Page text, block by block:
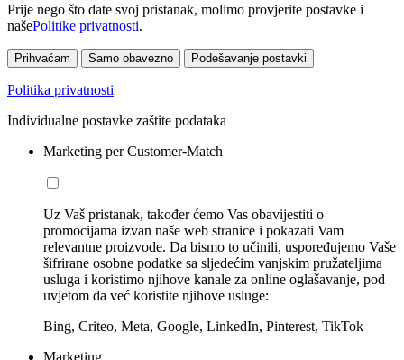
Prije nego što date svoj pristanak, molimo provjerite postavke i
našePolitike privatnosti.
Prihvaćam Samo obavezno Podešavanje postavki
Politika privatnosti
Individualne postavke zaštite podataka
Marketing per Customer-Match
Uz Vaš pristanak, također ćemo Vas obavijestiti o
promocijama izvan naše web stranice i pokazati Vam
relevantne proizvode. Da bismo to učinili, uspoređujemo Vaše
šifrirane osobne podatke sa sljedećim vanjskim pružateljima
usluga i koristimo njihove kanale za online oglašavanje, pod
uvjetom da već koristite njihove usluge:
Bing, Criteo, Meta, Google, LinkedIn, Pinterest, TikTok
Marketing